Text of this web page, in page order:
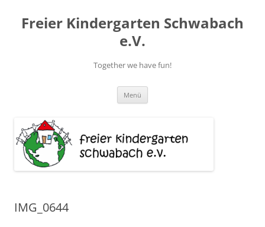
springen
Freier Kindergarten Schwabach
e.V.
Together we have fun!
Menü
IMG_0644